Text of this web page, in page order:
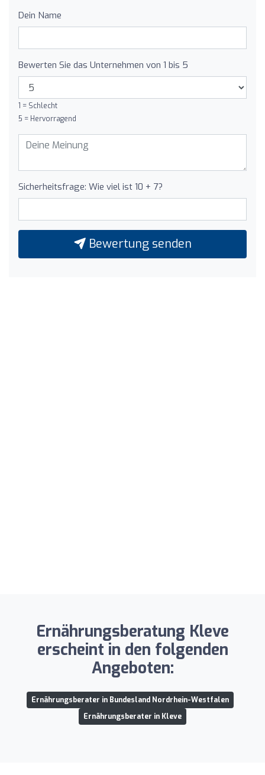
Dein Name
Bewerten Sie das Unternehmen von 1 bis 5
1 = Schlecht
5 = Hervorragend
Sicherheitsfrage: Wie viel ist 10 + 7?
Bewertung senden
Ernährungsberatung Kleve
erscheint in den folgenden
Angeboten:
Ernährungsberater in Bundesland Nordrhein-Westfalen
Ernährungsberater in Kleve